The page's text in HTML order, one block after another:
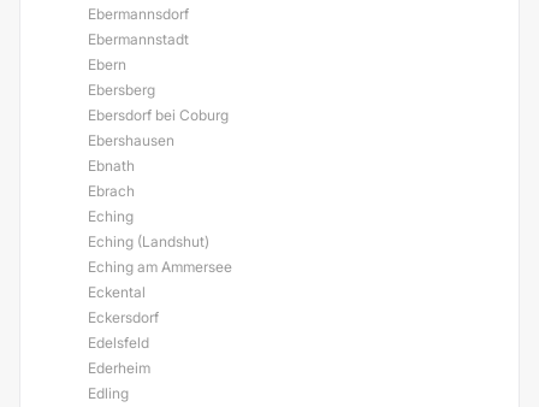
Ebermannsdorf
Ebermannstadt
Ebern
Ebersberg
Ebersdorf bei Coburg
Ebershausen
Ebnath
Ebrach
Eching
Eching (Landshut)
Eching am Ammersee
Eckental
Eckersdorf
Edelsfeld
Ederheim
Edling